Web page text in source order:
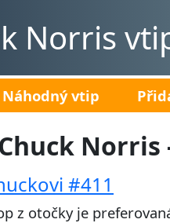
Norris
Náhodný vtip
Norris
#411
z otočky je